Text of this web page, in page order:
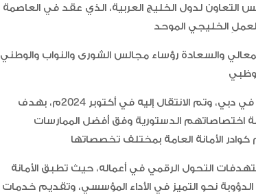
التعاون لدول الخليج العربية، الذي عقد في العاصمة
والسعادة رؤساء مجالس الشورى والنواب والوطني
وتم العمل على توفير مبنى دائم للأمانة العامة للمجلس في دبي، وتم الانتقال إليه في أكتوبر 2024م، بهدف
اختصاصاتهم الدستورية وفق أفضل الممارسات
التحول الرقمي في أعماله، حيث تطبق الأمانة
الجهود الدؤوبة نحو التميز في الأداء المؤسسي، وتقديم خدمات